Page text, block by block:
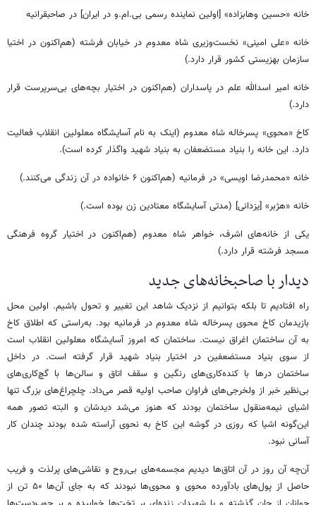
خانه «حسین وهابزاده» [اولین نماینده رسمی بی‌.ام.و در ایران] در صاحبقرانیه
خانه «علی امینی» نخست‌وزیری شاه معدوم در خیابان فرشته (هم‌اکنون در اختیا
سازمان بهزیستی کشور قرار دارد.)
خانه امیر اسدالله علم در پاسداران (هم‌اکنون در اختیار بچه‌های بی‌سرپرست قرار
دارد.)
کاخ «محوی» پسرخاله شاه معدوم (اینک به نام آسایشگاه معلولین انقلاب فعالیت
دارد. این خانه را بنیاد مستضعفان به بنیاد شهید واگذار کرده است).
خانه «محمدرضا اویسی» در فرمانیه (هم‌اکنون ۶ خانواده در آن زندگی می‌کنند.)
خانه «هژبر» [یزدانی] (مدتی آسایشگاه معتادین زن بوده است.)
یکی از خانه‌های اشرف، خواهر شاه معدوم (هم‌اکنون در اختیار گروه فرهنگی
مسجد فرشته قرار دارد.)
دیدار با صاحبخانه‌های جدید
راه افتادیم تا بلکه بتوانیم از نزدیک شاهد این تغییر و تحول باشیم. اولین محل
بازیدمان کاخ محوی پسرخاله شاه معدوم در فرمانیه بود. به‌راستی که اطلاق کاخ
به آن ساختمان اغراق نیست. ساختمان که امروز آسایشگاه معلولین انقلاب است
از سوی بنیاد مستضعفین در اختیار بنیاد شهید قرار گرفته است. در داخل
ساختمان درها با کنده‌کاری‌های رنگین و سقف اتاق و سالن‌ها با گچ‌کاری‌های
بی‌نظیر خبر از ولخرجی‌های فراوان صاحب اولیه قصر می‌داد. چلچراغ‌های بزرگ تنها
اشیای نیمه‌منقول ساختمان بودند که هنوز می‌شد دیدشان و البته تصور همه
این‌گونه اشیا که روزی در گوشه این کاخ به نحوی آراسته شده بودند چندان کار
آسانی نبود.
آن‌چه آن روز در آن اتاق‌ها دیدیم مجسمه‌های بی‌روح و نقاشی‌های پرلذت و فریب
حاصل از پول‌های بادآورده محوی و محوی‌ها نبودند که به جای آن‌ها ۵۰ تن از